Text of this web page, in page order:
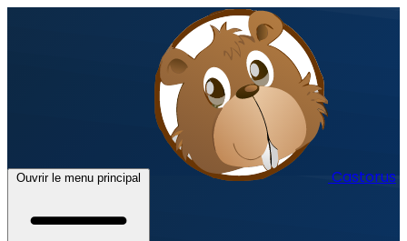
Ouvrir le menu principal Castorus